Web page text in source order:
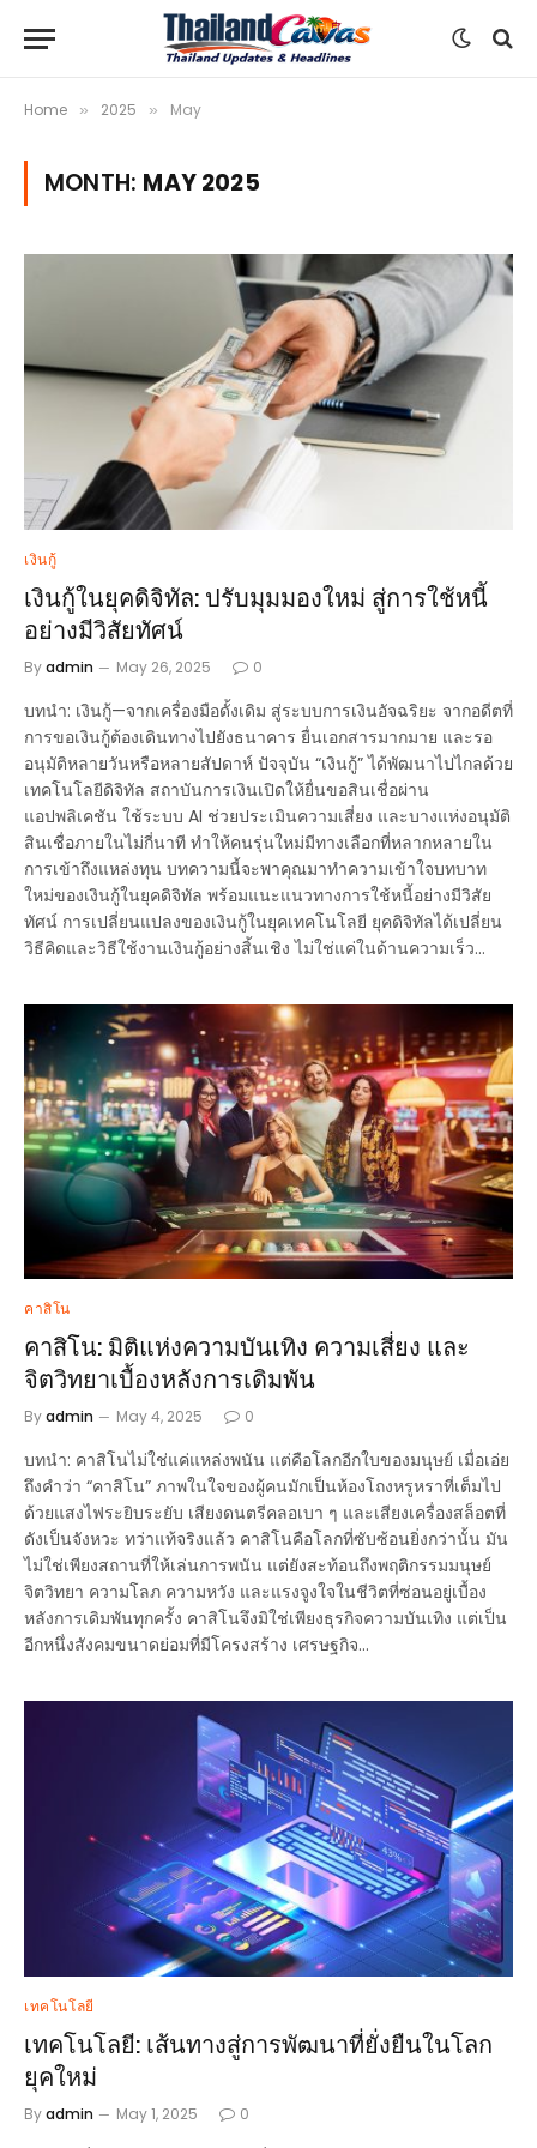
Home » 2025 » May
MONTH: MAY 2025
เงินกู้
เงินกู้ในยุคดิจิทัล: ปรับมุมมองใหม่ สู่การใช้หนี้
อย่างมีวิสัยทัศน์
Byadmin May 26, 2025 0
บทนำ: เงินกู้—จากเครื่องมือดั้งเดิม สู่ระบบการเงินอัจฉริยะ จากอดีตที่
การขอเงินกู้ต้องเดินทางไปยังธนาคาร ยื่นเอกสารมากมาย และรอ
อนุมัติหลายวันหรือหลายสัปดาห์ ปัจจุบัน “เงินกู้” ได้พัฒนาไปไกลด้วย
เทคโนโลยีดิจิทัล สถาบันการเงินเปิดให้ยื่นขอสินเชื่อผ่าน
แอปพลิเคชัน ใช้ระบบ AI ช่วยประเมินความเสี่ยง และบางแห่งอนุมัติ
สินเชื่อภายในไม่กี่นาที ทำให้คนรุ่นใหม่มีทางเลือกที่หลากหลายใน
การเข้าถึงแหล่งทุน บทความนี้จะพาคุณมาทำความเข้าใจบทบาท
ใหม่ของเงินกู้ในยุคดิจิทัล พร้อมแนะแนวทางการใช้หนี้อย่างมีวิสัย
ทัศน์ การเปลี่ยนแปลงของเงินกู้ในยุคเทคโนโลยี ยุคดิจิทัลได้เปลี่ยน
วิธีคิดและวิธีใช้งานเงินกู้อย่างสิ้นเชิง ไม่ใช่แค่ในด้านความเร็ว…
คาสิโน
คาสิโน: มิติแห่งความบันเทิง ความเสี่ยง และ
จิตวิทยาเบื้องหลังการเดิมพัน
Byadmin May 4, 2025 0
บทนำ: คาสิโนไม่ใช่แค่แหล่งพนัน แต่คือโลกอีกใบของมนุษย์ เมื่อเอ่ย
ถึงคำว่า “คาสิโน” ภาพในใจของผู้คนมักเป็นห้องโถงหรูหราที่เต็มไป
ด้วยแสงไฟระยิบระยับ เสียงดนตรีคลอเบา ๆ และเสียงเครื่องสล็อตที่
ดังเป็นจังหวะ ทว่าแท้จริงแล้ว คาสิโนคือโลกที่ซับซ้อนยิ่งกว่านั้น มัน
ไม่ใช่เพียงสถานที่ให้เล่นการพนัน แต่ยังสะท้อนถึงพฤติกรรมมนุษย์
จิตวิทยา ความโลภ ความหวัง และแรงจูงใจในชีวิตที่ซ่อนอยู่เบื้อง
หลังการเดิมพันทุกครั้ง คาสิโนจึงมิใช่เพียงธุรกิจความบันเทิง แต่เป็น
อีกหนึ่งสังคมขนาดย่อมที่มีโครงสร้าง เศรษฐกิจ…
เทคโนโลยี
เทคโนโลยี: เส้นทางสู่การพัฒนาที่ยั่งยืนในโลก
ยุคใหม่
Byadmin May 1, 2025 0